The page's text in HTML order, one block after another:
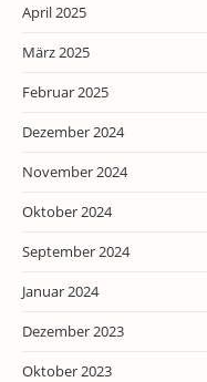
April 2025
März 2025
Februar 2025
Dezember 2024
November 2024
Oktober 2024
September 2024
Januar 2024
Dezember 2023
Oktober 2023